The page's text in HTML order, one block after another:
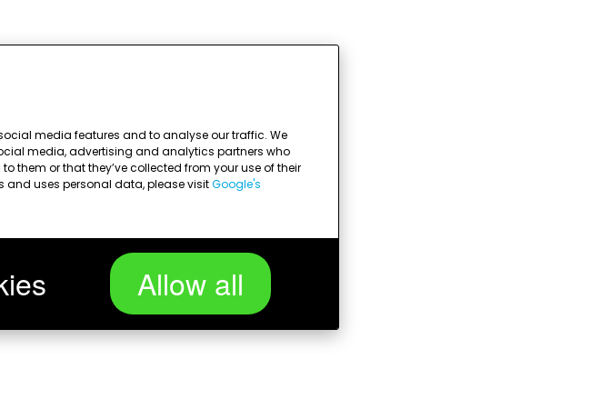
media features and to analyse our traffic. We
media, advertising and analytics partners who
them or that they’ve collected from your use of their
and uses personal data, please visitGoogle's
Allow all